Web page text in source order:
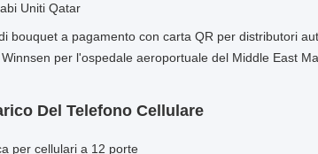
Uniti Qatar
bouquet a pagamento con carta QR per distributori
per l'ospedale aeroportuale del Middle East
Del Telefono Cellulare
per cellulari a 12 porte